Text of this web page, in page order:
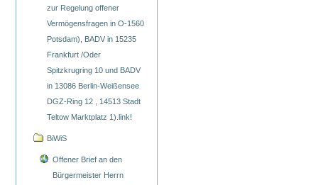
zur Regelung offener
Vermögensfragen in O-1560
Potsdam), BADV in 15235
Frankfurt /Oder
Spitzkrugring 10 und BADV
in 13086 Berlin-Weißensee
DGZ-Ring 12 , 14513 Stadt
Teltow Marktplatz 1).link!
BiWiS
Offener Brief an den
Bürgermeister Herrn